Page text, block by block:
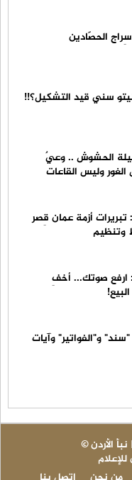
الحصّادين
سني قيد التشكيل؟!!
الحشوش .. وعيٌ
وليس القاعات
أزمة عمان قِصر
وتنظيم
صوتك... أخفِ
و"الفواتير" وآيات